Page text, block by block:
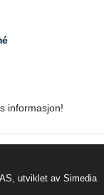
informasjon!
utviklet av Simedia